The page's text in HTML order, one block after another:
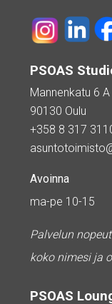
PSOAS
Mannenkatu 6 A
90130 Oulu
+358 8 317
Avoinna
ma-pe 10-15
Palvelun
koko nimesi ja
PSOAS